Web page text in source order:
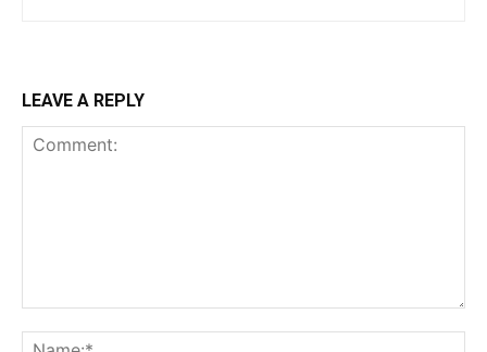
LEAVE A REPLY